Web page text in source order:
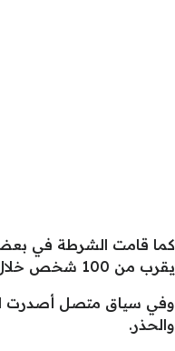
كما قامت الشرطة في بعض
يقرب من 100 شخص خلال المواجهات مع الشرطة.
وفي سياق متصل أصدرت
والحذر.